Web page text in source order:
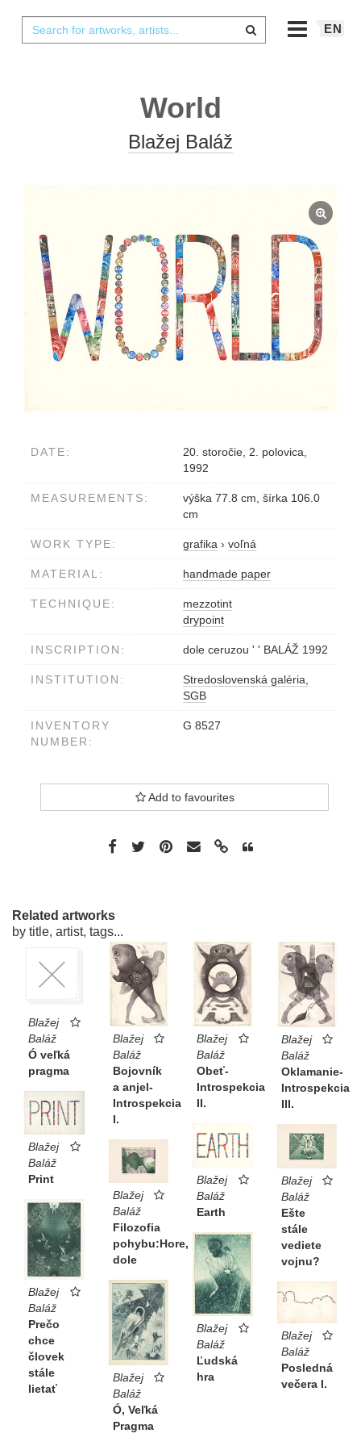
EN
World
Blažej Baláž
DATE:
20. storočie, 2. polovica,
1992
MEASUREMENTS:
výška 77.8 cm, šírka 106.0
cm
WORK TYPE: grafika › voľná
MATERIAL: handmade paper
TECHNIQUE:
mezzotint
drypoint
INSCRIPTION: dole ceruzou ' ' BALÁŽ 1992
INSTITUTION:
Stredoslovenská galéria,
SGB
INVENTORY
NUMBER:
G 8527
Add to favourites
Related artworks
by title, artist, tags...
Blažej
Baláž
Ó veľká
pragma
Blažej
Baláž
Bojovník
a anjel-
Introspekcia
I.
Blažej
Baláž
Obeť-
Introspekcia
II.
Blažej
Baláž
Oklamanie-
Introspekcia
III.
Blažej
Baláž
Print
Blažej
Baláž
Earth
Blažej
Baláž
Ešte
stále
vediete
vojnu?
Blažej
Baláž
Filozofia
pohybu:Hore,
dole
Blažej
Baláž
Prečo
chce
človek
stále
lietať
Blažej
Baláž
Ľudská
hra
Blažej
Baláž
Ó, Veľká
Pragma
Blažej
Baláž
Posledná
večera I.